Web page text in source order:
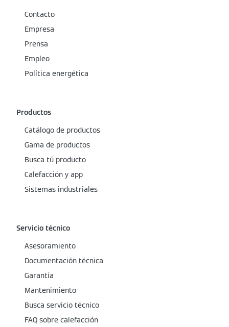
Contacto
Empresa
Prensa
Empleo
Política energética
Productos
Catálogo de productos
Gama de productos
Busca tú producto
Calefacción y app
Sistemas industriales
Servicio técnico
Asesoramiento
Documentación técnica
Garantía
Mantenimiento
Busca servicio técnico
FAQ sobre calefacción